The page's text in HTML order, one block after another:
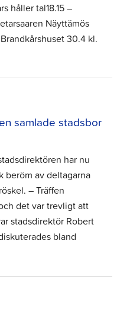
håller tal18.15 –
Näyttämös
30.4 kl.
samlade stadsbor
har nu
beröm av deltagarna
– Träffen
det var trevligt att
stadsdirektör Robert
bland